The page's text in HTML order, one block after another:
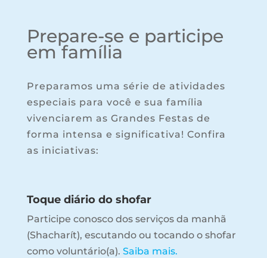
Prepare-se e participe
em família
Preparamos uma série de atividades
especiais para você e sua família
vivenciarem as Grandes Festas de
forma intensa e significativa! Confira
as iniciativas:
Toque diário do shofar
Participe conosco dos serviços da manhã
(Shacharít), escutando ou tocando o shofar
como voluntário(a). Saiba mais.